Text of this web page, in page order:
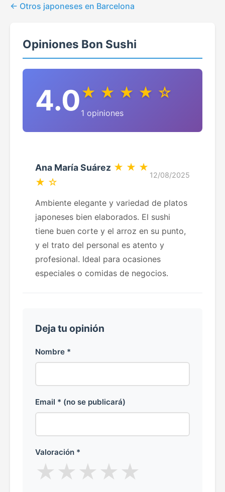
Otros japoneses en Barcelona
Opiniones Bon Sushi
4.0★ ★ ★ ★ ☆
1 opiniones
Ana María Suárez ★ ★ ★
★ ☆
12/08/2025
Ambiente elegante y variedad de platos
japoneses bien elaborados. El sushi
tiene buen corte y el arroz en su punto,
y el trato del personal es atento y
profesional. Ideal para ocasiones
especiales o comidas de negocios.
Deja tu opinión
Nombre *
Email * (no se publicará)
Valoración *
★
★
★
★
★